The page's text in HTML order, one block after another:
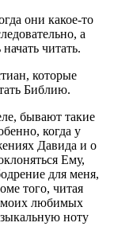
они какое-то
а
читать.
которые
Библию.
бывают такие
когда у
Давида и о
Ему,
для меня,
того, читая
моих любимых
ноту